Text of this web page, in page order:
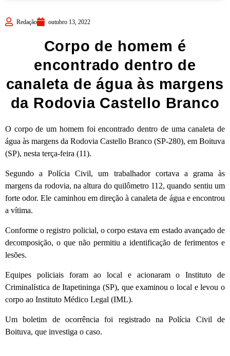
Redação outubro 13, 2022
Corpo de homem é
encontrado dentro de
canaleta de água às margens
da Rodovia Castello Branco
O corpo de um homem foi encontrado dentro de uma canaleta de
água às margens da Rodovia Castello Branco (SP-280), em Boituva
(SP), nesta terça-feira (11).
Segundo a Polícia Civil, um trabalhador cortava a grama às
margens da rodovia, na altura do quilômetro 112, quando sentiu um
forte odor. Ele caminhou em direção à canaleta de água e encontrou
a vítima.
Conforme o registro policial, o corpo estava em estado avançado de
decomposição, o que não permitiu a identificação de ferimentos e
lesões.
Equipes policiais foram ao local e acionaram o Instituto de
Criminalística de Itapetininga (SP), que examinou o local e levou o
corpo ao Instituto Médico Legal (IML).
Um boletim de ocorrência foi registrado na Polícia Civil de
Boituva, que investiga o caso.